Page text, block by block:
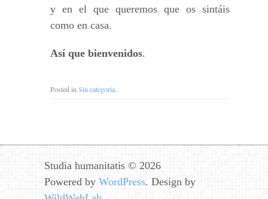
y en el que queremos que os sintáis
como en casa.
Así que bienvenidos.
Posted inSin categoría.
Studia humanitatis © 2026
Powered by WordPress. Design by